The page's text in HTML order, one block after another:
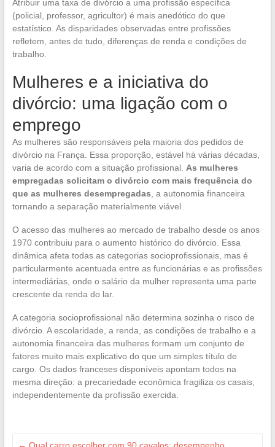
Atribuir uma taxa de divórcio a uma profissão específica
(policial, professor, agricultor) é mais anedótico do que
estatístico. As disparidades observadas entre profissões
refletem, antes de tudo, diferenças de renda e condições de
trabalho.
Mulheres e a iniciativa do
divórcio: uma ligação com o
emprego
As mulheres são responsáveis pela maioria dos pedidos de
divórcio na França. Essa proporção, estável há várias décadas,
varia de acordo com a situação profissional. As mulheres
empregadas solicitam o divórcio com mais frequência do
que as mulheres desempregadas, a autonomia financeira
tornando a separação materialmente viável.
O acesso das mulheres ao mercado de trabalho desde os anos
1970 contribuiu para o aumento histórico do divórcio. Essa
dinâmica afeta todas as categorias socioprofissionais, mas é
particularmente acentuada entre as funcionárias e as profissões
intermediárias, onde o salário da mulher representa uma parte
crescente da renda do lar.
A categoria socioprofissional não determina sozinha o risco de
divórcio. A escolaridade, a renda, as condições de trabalho e a
autonomia financeira das mulheres formam um conjunto de
fatores muito mais explicativo do que um simples título de
cargo. Os dados franceses disponíveis apontam todos na
mesma direção: a precariedade econômica fragiliza os casais,
independentemente da profissão exercida.